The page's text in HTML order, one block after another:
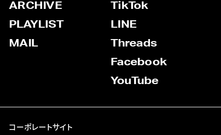
ARCHIVE
PLAYLIST
MAIL
TikTok
LINE
Threads
Facebook
YouTube
コーポレートサイト